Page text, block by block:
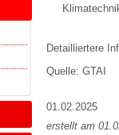
Detailliertere
Quelle: GTAI
01.02.2025
erstellt am